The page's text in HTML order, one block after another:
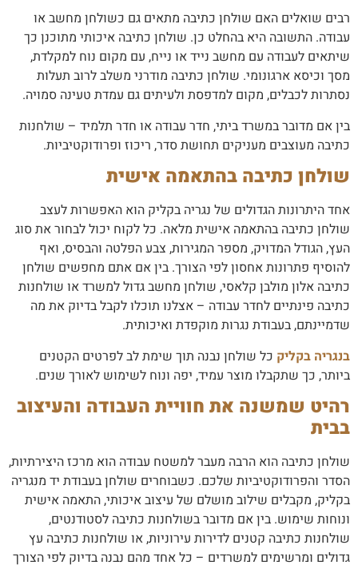
רבים שואלים האם שולחן כתיבה מתאים גם כשולחן מחשב או
עבודה. התשובה היא בהחלט כן. שולחן כתיבה איכותי מתוכנן כך
שיתאים לעבודה עם מחשב נייד או נייח, עם מקום נוח למקלדת,
מסך וכיסא ארגונומי. שולחן כתיבה מודרני משלב לרוב תעלות
נסתרות לכבלים, מקום למדפסת ולעיתים גם עמדת טעינה סמויה.
בין אם מדובר במשרד ביתי, חדר עבודה או חדר תלמיד – שולחנות
כתיבה מעוצבים מעניקים תחושת סדר, ריכוז ופרודוקטיביות.
שולחן כתיבה בהתאמה אישית
אחד היתרונות הגדולים של נגריה בקליק הוא האפשרות לעצב
שולחן כתיבה בהתאמה אישית מלאה. כל לקוח יכול לבחור את סוג
העץ, הגודל המדויק, מספר המגירות, צבע הפלטה והבסיס, ואף
להוסיף פתרונות אחסון לפי הצורך. בין אם אתם מחפשים שולחן
כתיבה אלון מולבן קלאסי, שולחן מחשב גדול למשרד או שולחנות
כתיבה פינתיים לחדר עבודה – אצלנו תוכלו לקבל בדיוק את מה
שדמיינתם, בעבודת נגרות מוקפדת ואיכותית.
בנגריה בקליק כל שולחן נבנה תוך שימת לב לפרטים הקטנים
ביותר, כך שתקבלו מוצר עמיד, יפה ונוח לשימוש לאורך שנים.
רהיט שמשנה את חוויית העבודה והעיצוב
בבית
שולחן כתיבה הוא הרבה מעבר למשטח עבודה הוא מרכז היצירתיות,
הסדר והפרודוקטיביות שלכם. כשבוחרים שולחן בעבודת יד מנגריה
בקליק, מקבלים שילוב מושלם של עיצוב איכותי, התאמה אישית
ונוחות שימוש. בין אם מדובר בשולחנות כתיבה לסטודנטים,
שולחנות כתיבה קטנים לדירות עירוניות, או שולחנות כתיבה עץ
גדולים ומרשימים למשרדים – כל אחד מהם נבנה בדיוק לפי הצורך